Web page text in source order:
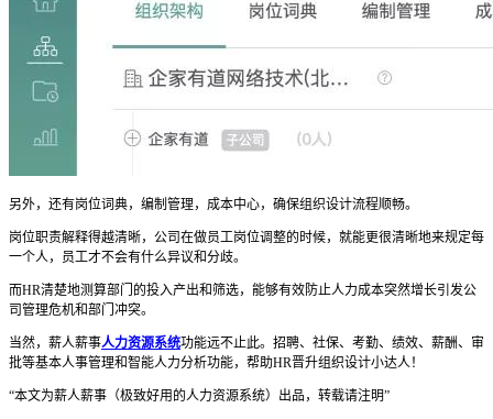
另外，还有岗位词典，编制管理，成本中心，确保组织设计流程顺畅。
岗位职责解释得越清晰，公司在做员工岗位调整的时候，就能更很清晰地来规定每
一个人，员工才不会有什么异议和分歧。
而HR清楚地测算部门的投入产出和筛选，能够有效防止人力成本突然增长引发公
司管理危机和部门冲突。
当然，薪人薪事人力资源系统功能远不止此。招聘、社保、考勤、绩效、薪酬、审
批等基本人事管理和智能人力分析功能，帮助HR晋升组织设计小达人！
“本文为薪人薪事（极致好用的人力资源系统）出品，转载请注明”